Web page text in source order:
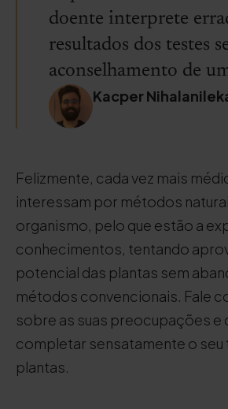
doente interprete
resultados dos testes
aconselhamento de
Kacper
Felizmente, cada vez mais
interessam por métodos
organismo, pelo que estão a
conhecimentos, tentando
potencial das plantas sem
métodos convencionais. Fale
sobre as suas preocupações e
completar sensatamente o
plantas.